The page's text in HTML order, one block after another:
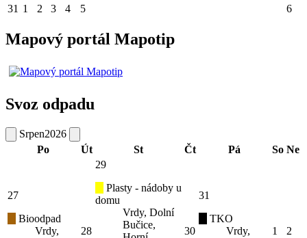
31 1 2 3 4 5 6
Mapový portál Mapotip
Svoz odpadu
Srpen2026
Po
Út St Čt Pá So Ne
27
Bioodpad
Vrdy,
28
29
Plasty - nádoby u
domu
Vrdy, Dolní
Bučice,
30
31
TKO
Vrdy,
1 2